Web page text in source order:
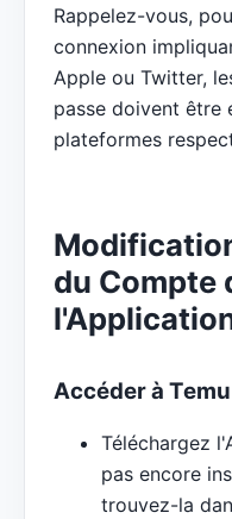
Rappelez-vous,
connexion
Apple ou Twitter,
passe doivent être
plateformes
du Compte
Accéder à
Téléchargez
pas encore
trouvez-la